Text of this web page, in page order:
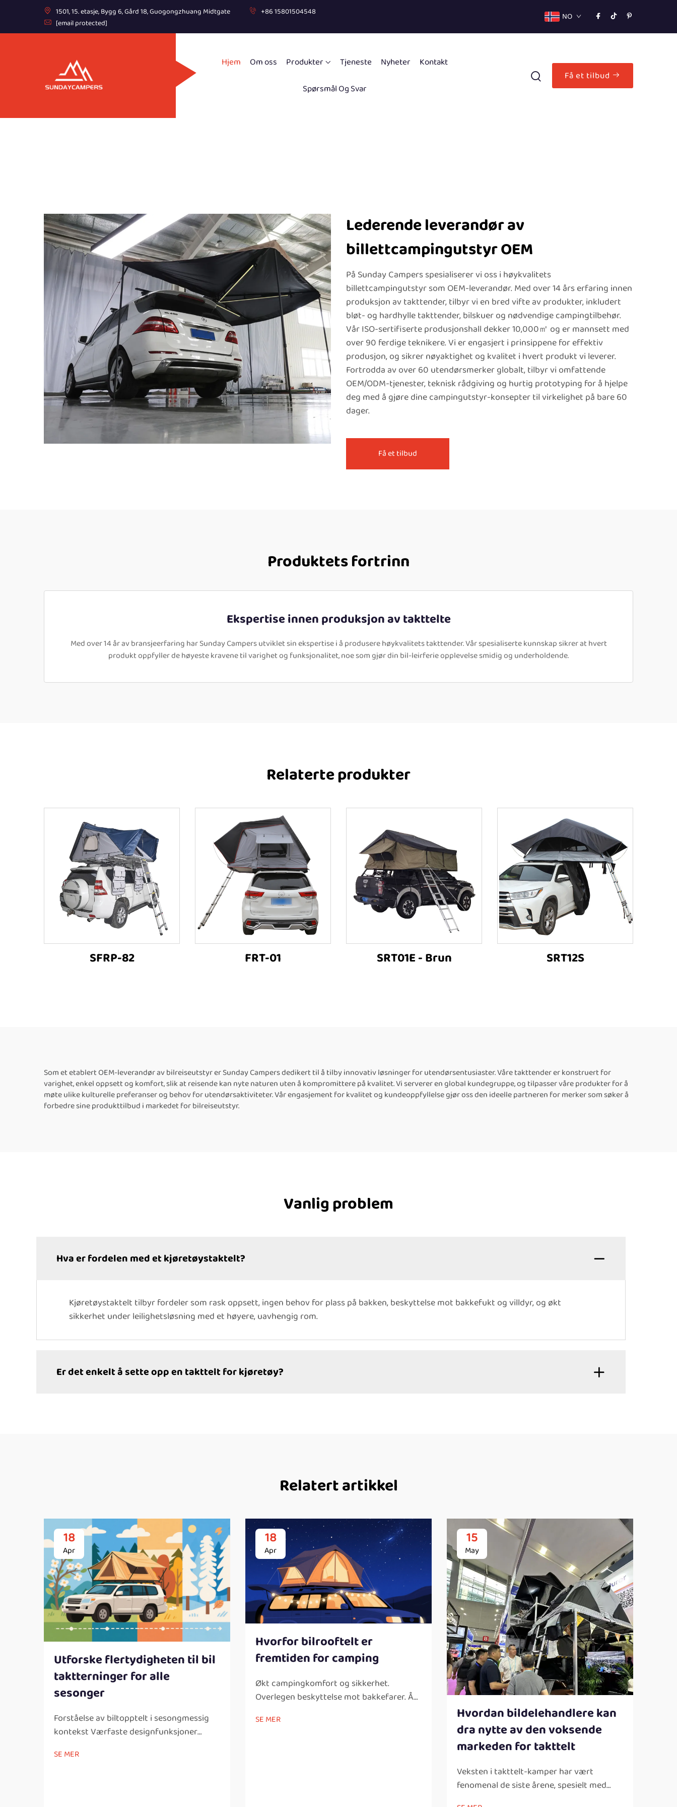
1501, 15. etasje, Bygg 6, Gård 18, Guogongzhuang Midtgate
+86 15801504548
[email protected]
NO
Hjem Om oss Produkter Tjeneste Nyheter
Kontakt
Spørsmål Og Svar
Få et tilbud
Lederende leverandør av
billettcampingutstyr OEM
På Sunday Campers spesialiserer vi oss i høykvalitets
billettcampingutstyr som OEM-leverandør. Med over 14 års erfaring innen
produksjon av takttender, tilbyr vi en bred vifte av produkter, inkludert
bløt- og hardhylle takttender, bilskuer og nødvendige campingtilbehør.
Vår ISO-sertifiserte produsjonshall dekker 10,000㎡ og er mannsett med
over 90 ferdige teknikere. Vi er engasjert i prinsippene for effektiv
produsjon, og sikrer nøyaktighet og kvalitet i hvert produkt vi leverer.
Fortrodda av over 60 utendørsmerker globalt, tilbyr vi omfattende
OEM/ODM-tjenester, teknisk rådgiving og hurtig prototyping for å hjelpe
deg med å gjøre dine campingutstyr-konsepter til virkelighet på bare 60
dager.
Få et tilbud
Produktets fortrinn
Ekspertise innen produksjon av takttelte
Med over 14 år av bransjeerfaring har Sunday Campers utviklet sin ekspertise i å produsere høykvalitets takttender. Vår spesialiserte kunnskap sikrer at hvert
produkt oppfyller de høyeste kravene til varighet og funksjonalitet, noe som gjør din bil-leirferie opplevelse smidig og underholdende.
Relaterte produkter
SFRP-82 FRT-01 SRT01E - Brun SRT12S
Som et etablert OEM-leverandør av bilreiseutstyr er Sunday Campers dedikert til å tilby innovativ løsninger for utendørsentusiaster. Våre takttender er konstruert for
varighet, enkel oppsett og komfort, slik at reisende kan nyte naturen uten å kompromittere på kvalitet. Vi serverer en global kundegruppe, og tilpasser våre produkter for å
møte ulike kulturelle preferanser og behov for utendørsaktiviteter. Vår engasjement for kvalitet og kundeoppfyllelse gjør oss den ideelle partneren for merker som søker å
forbedre sine produkttilbud i markedet for bilreiseutstyr.
Vanlig problem
Hva er fordelen med et kjøretøystaktelt?
Kjøretøystaktelt tilbyr fordeler som rask oppsett, ingen behov for plass på bakken, beskyttelse mot bakkefukt og villdyr, og økt
sikkerhet under leilighetsløsning med et høyere, uavhengig rom.
Er det enkelt å sette opp en takttelt for kjøretøy?
Relatert artikkel
18
Apr
Utforske flertydigheten til bil
taktterninger for alle
sesonger
Forståelse av biltopptelt i sesongmessig
kontekst Værfaste designfunksjoner
biltopptelt: En viktig ting å vurdere med
SE MER
18
Apr
Hvorfor bilrooftelt er
fremtiden for camping
Økt campingkomfort og sikkerhet.
Overlegen beskyttelse mot bakkefarer. Å
beskyttelse mot alle slags problemer som
SE MER
15
May
Hvordan bildelehandlere kan
dra nytte av den voksende
markeden for takttelt
Veksten i takttelt-kamper har vært
fenomenal de siste årene, spesielt med